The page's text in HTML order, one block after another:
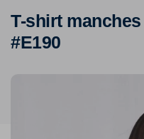
T-shirt
#E190